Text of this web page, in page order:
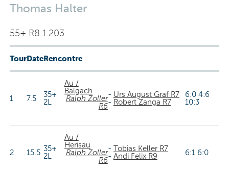
Thomas Halter
55+ R8 1.203
TourDateRencontre
1 7.5
35+
2L
Au /
Balgach
Ralph Zoller
R6
- Urs August Graf R7
- Robert Zanga R7
6:0 4:6
10:3
2 15.5 35+
2L
Au /
Herisau
Ralph Zoller
R6
- Tobias Keller R7
- Andi Felix R9 6:1 6:0